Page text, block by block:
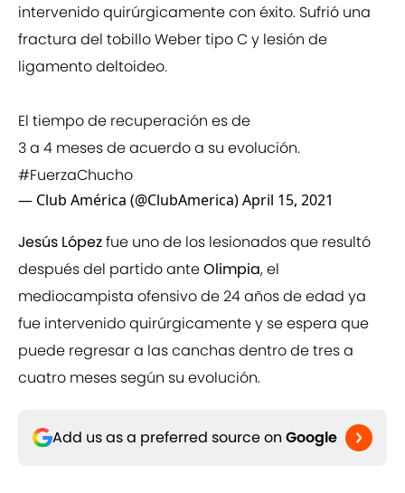
intervenido quirúrgicamente con éxito. Sufrió una
fractura del tobillo Weber tipo C y lesión de
ligamento deltoideo.
El tiempo de recuperación es de
3 a 4 meses de acuerdo a su evolución.
#FuerzaChucho
— Club América (@ClubAmerica)April 15, 2021
Jesús Lópezfue uno de los lesionados que resultó
después del partido anteOlimpia, el
mediocampista ofensivo de 24 años de edad ya
fue intervenido quirúrgicamente y se espera que
puede regresar a las canchas dentro de tres a
cuatro meses según su evolución.
Add us as a preferred source on Google